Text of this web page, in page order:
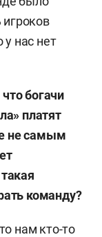
у нас нет
богачи
платят
не самым
команду?
нам кто-то